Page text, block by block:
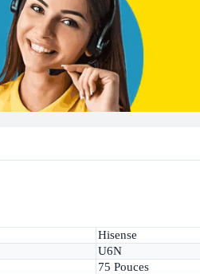
Hisense
U6N
75 Pouces